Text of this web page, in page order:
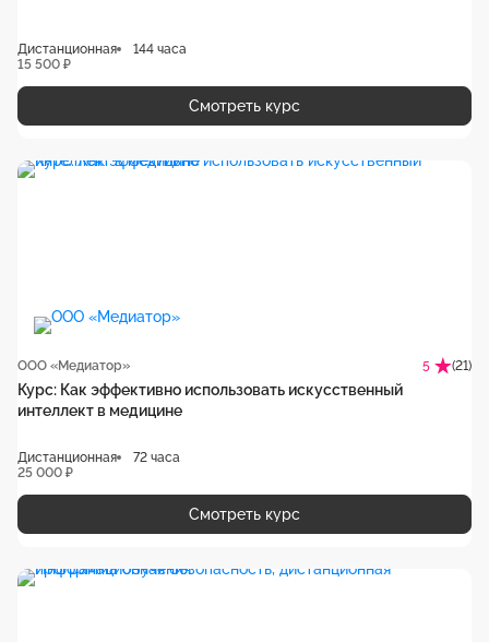
Дистанционная
144 часа
15 500 ₽
Смотреть курс
ООО «Медиатор» 5 (21)
Курс: Как эффективно использовать искусственный
интеллект в медицине
Дистанционная
72 часа
25 000 ₽
Смотреть курс